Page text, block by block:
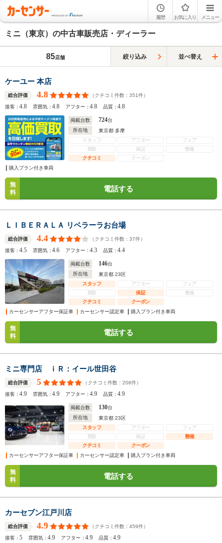
履歴 お気に入り メニュー
ミニ（東京）の中古車販売店・ディーラー
85店舗 絞り込み 並べ替え
ケーユー 本店
総合評価 4.8 （クチコミ件数： 351件）
接客：4.8 雰囲気：4.8 アフター：4.8 品質：4.8
掲載台数 724台
所在地
東京都 多摩
スタッフ
アフター
フェア
買取
保証
整備
クチコミ
クーポン
購入プラン付き車両
無
料
電話する
ＬＩＢＥＲＡＬＡ リベラーラお台場
総合評価 4.4 （クチコミ件数： 37件）
接客：4.5 雰囲気：4.6 アフター：4.3 品質：4.4
掲載台数 146台
所在地
東京都 23区
スタッフ
アフター
フェア
買取
保証
整備
クチコミ
クーポン
カーセンサーアフター保証車
カーセンサー認定車 購入プラン付き車両
無
料
電話する
ミニ専門店 ｉＲ：イール世田谷
総合評価 5 （クチコミ件数： 208件）
接客：4.9 雰囲気：4.9 アフター：4.9 品質：4.9
掲載台数 130台
所在地
東京都 23区
スタッフ
アフター
フェア
買取
保証
整備
クチコミ
クーポン
カーセンサーアフター保証車
カーセンサー認定車 購入プラン付き車両
無
料
電話する
カーセブン江戸川店
総合評価 4.9 （クチコミ件数： 459件）
接客：5 雰囲気：4.9 アフター：4.9 品質：4.9